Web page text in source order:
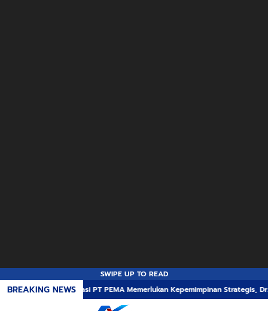
SWIPE UP TO READ
BREAKING NEWS
Transformasi PT PEMA Memerlukan Kepemimpinan Strategis, Dr. Said